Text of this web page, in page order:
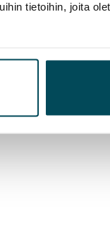
tietoihin, joita